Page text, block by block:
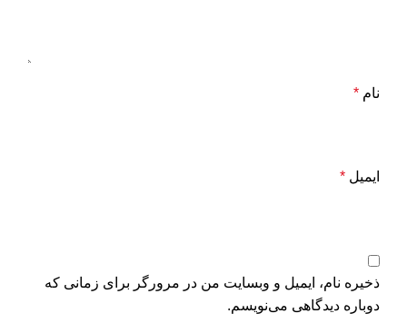
نام *
ایمیل *
ذخیره نام، ایمیل و وبسایت من در مرورگر برای زمانی که
دوباره دیدگاهی می‌نویسم.